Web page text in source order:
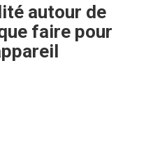
autour de
faire pour